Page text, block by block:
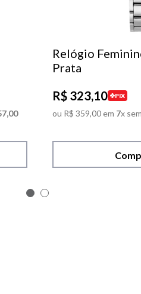
,00
Relógio
Prata
R$ 323,10 PIX
ou R$ 359,00em 7x